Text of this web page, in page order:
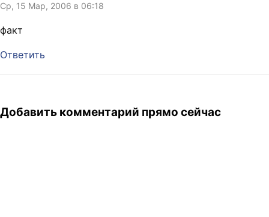
Ср, 15 Мар, 2006 в 06:18
факт
Ответить
Добавить комментарий прямо сейчас